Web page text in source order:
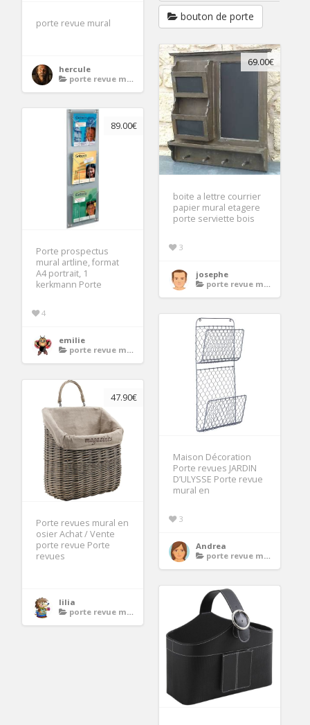
bouton de porte
porte revue mural
hercule
porte revue mural
69.00€
boite a lettre courrier
papier mural etagere
porte serviette bois
3
josephe
porte revue mural
89.00€
Porte prospectus
mural artline, format
A4 portrait, 1
kerkmann Porte
4
emilie
porte revue mural
Maison Décoration
Porte revues JARDIN
D’ULYSSE Porte revue
mural en
3
Andrea
porte revue mural
47.90€
Porte revues mural en
osier Achat / Vente
porte revue Porte
revues
lilia
porte revue mural